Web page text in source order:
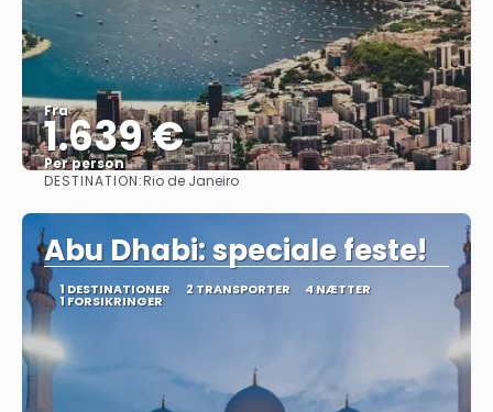
Fra
1.639 €
Per person
Se
DESTINATION:Rio de Janeiro
Abu Dhabi: speciale feste!
1 DESTINATIONER 2 TRANSPORTER 4 NÆTTER
1 FORSIKRINGER